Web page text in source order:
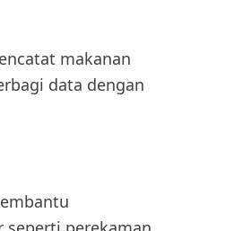
makanan
data dengan